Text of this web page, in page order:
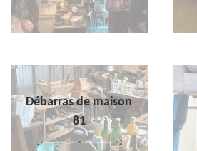
Débarras de maison
81